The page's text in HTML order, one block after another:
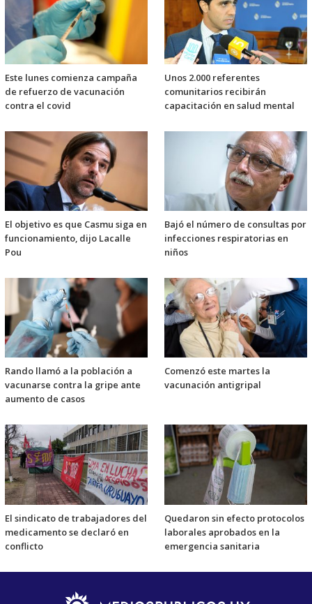
Este lunes comienza campaña
de refuerzo de vacunación
contra el covid
Unos 2.000 referentes
comunitarios recibirán
capacitación en salud mental
El objetivo es que Casmu siga en
funcionamiento, dijo Lacalle
Pou
Bajó el número de consultas por
infecciones respiratorias en
niños
Rando llamó a la población a
vacunarse contra la gripe ante
aumento de casos
Comenzó este martes la
vacunación antigripal
El sindicato de trabajadores del
medicamento se declaró en
conflicto
Quedaron sin efecto protocolos
laborales aprobados en la
emergencia sanitaria